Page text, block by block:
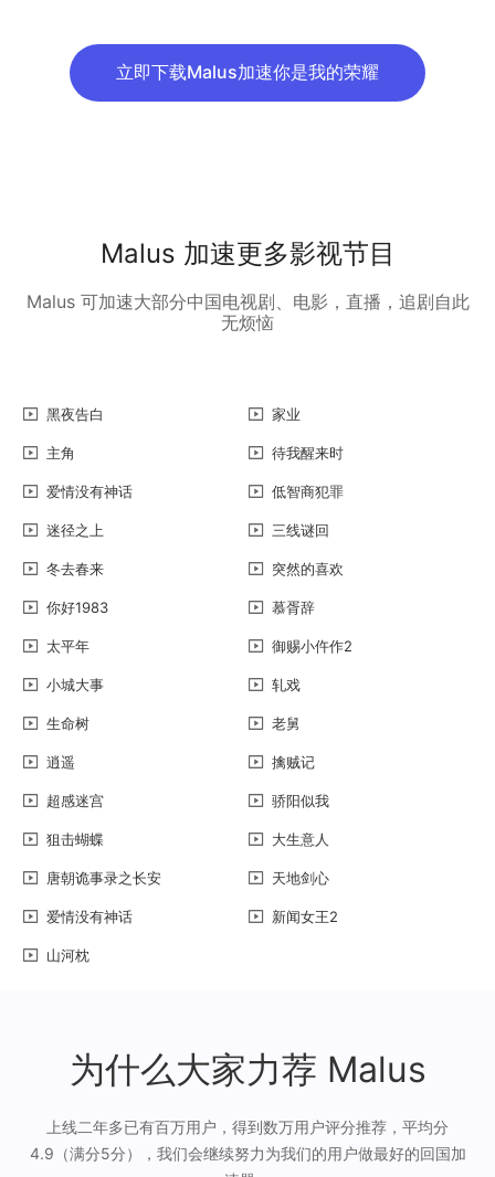
立即下载Malus加速你是我的荣耀
Malus 加速更多影视节目
Malus 可加速大部分中国电视剧、电影，直播，追剧自此
无烦恼
黑夜告白 家业
主角 待我醒来时
爱情没有神话 低智商犯罪
迷径之上 三线谜回
冬去春来 突然的喜欢
你好1983 慕胥辞
太平年 御赐小仵作2
小城大事 轧戏
生命树 老舅
逍遥 擒贼记
超感迷宫 骄阳似我
狙击蝴蝶 大生意人
唐朝诡事录之长安 天地剑心
爱情没有神话 新闻女王2
山河枕
为什么大家力荐 Malus
上线二年多已有百万用户，得到数万用户评分推荐，平均分
4.9（满分5分），我们会继续努力为我们的用户做最好的回国加